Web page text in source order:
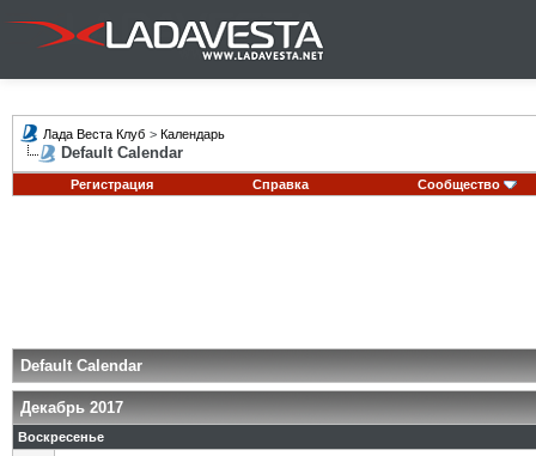
Лада Веста Клуб > Календарь
Default Calendar
Регистрация Справка Сообщество
Default Calendar
Декабрь 2017
Воскресенье